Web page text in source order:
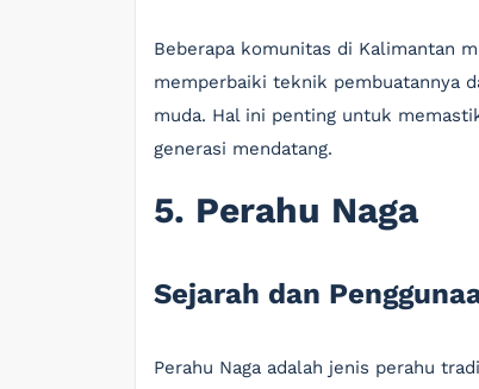
Beberapa komunitas di Kalimantan
memperbaiki teknik pembuatannya
muda. Hal ini penting untuk
generasi mendatang.
5. Perahu Naga
Sejarah dan
Perahu Naga adalah jenis perahu